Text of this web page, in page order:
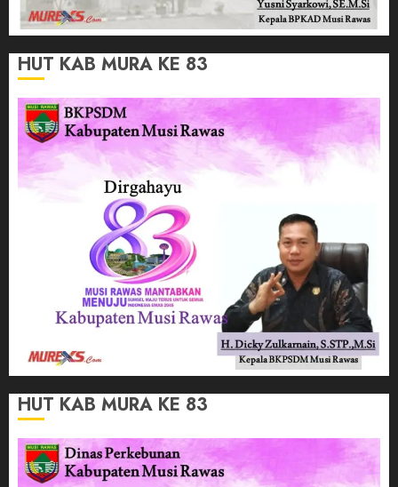
HUT KAB MURA KE 83
HUT KAB MURA KE 83